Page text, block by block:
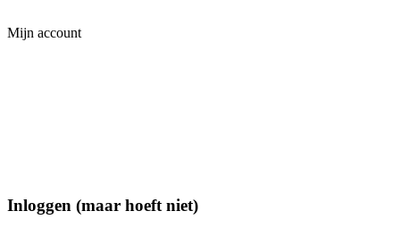
Mijn account
Inloggen (maar hoeft niet)